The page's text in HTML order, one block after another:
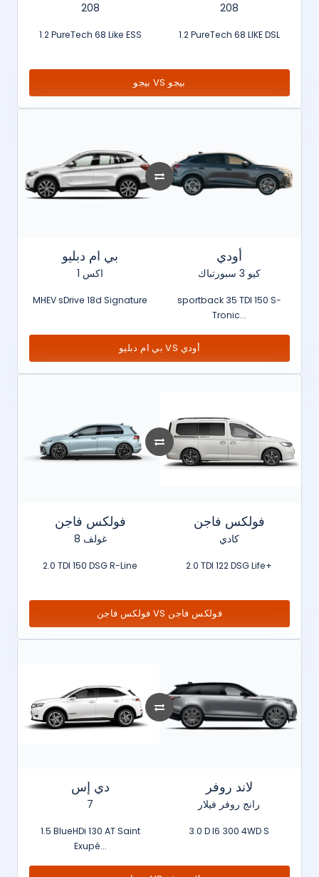
208
1.2 PureTech 68 Like ESS
208
1.2 PureTech 68 LIKE DSL
بيجو VS بيجو
بي ام دبليو
اكس 1
MHEV sDrive 18d Signature
أودي
كيو 3 سبورتباك
sportback 35 TDI 150 S-
Tronic...
بي ام دبليو VS أودي
فولكس فاجن
غولف 8
2.0 TDI 150 DSG R-Line
فولكس فاجن
كادي
2.0 TDI 122 DSG Life+
فولكس فاجن VS فولكس فاجن
دي إس
7
1.5 BlueHDi 130 AT Saint
Exupé...
لاند روفر
رانج روفر فيلار
3.0 D I6 300 4WD S